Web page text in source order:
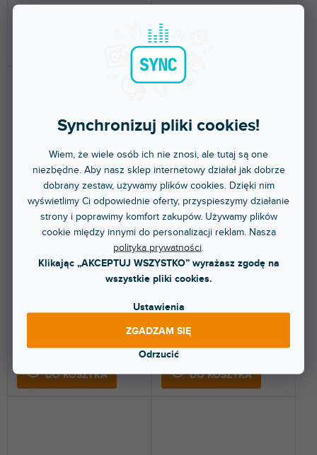
Synchronizuj pliki cookies!
Wiem, że wiele osób ich nie znosi, ale tutaj są one
niezbędne. Aby nasz sklep internetowy działał jak dobrze
dobrany zestaw, używamy plików cookies. Dzięki nim
wyświetlimy Ci odpowiednie oferty, przyspieszymy działanie
strony i poprawimy komfort zakupów. Używamy plików
cookie między innymi do personalizacji reklam. Nasza
polityka prywatności.
Klikając „AKCEPTUJ WSZYSTKO” wyrażasz zgodę na
wszystkie pliki cookies.
Ustawienia
Odrzucić
ZGADZAM SIĘ
BEZPŁATNA WYSYŁKA
PURE TUBE ESSENTIAL SET
Dostępny w sklepie
stacjonarnym
(1 szt)
DO KOSZYKA
zoptymalizowanym do...
BEZPŁATNA WYSYŁKA
PURE TUBE STUDIO SET
Dostępny w sklepie
stacjonarnym
(1 szt
DO KOSZYKA
pojemnościowy do nagrywania
śpiewu/wokalu.